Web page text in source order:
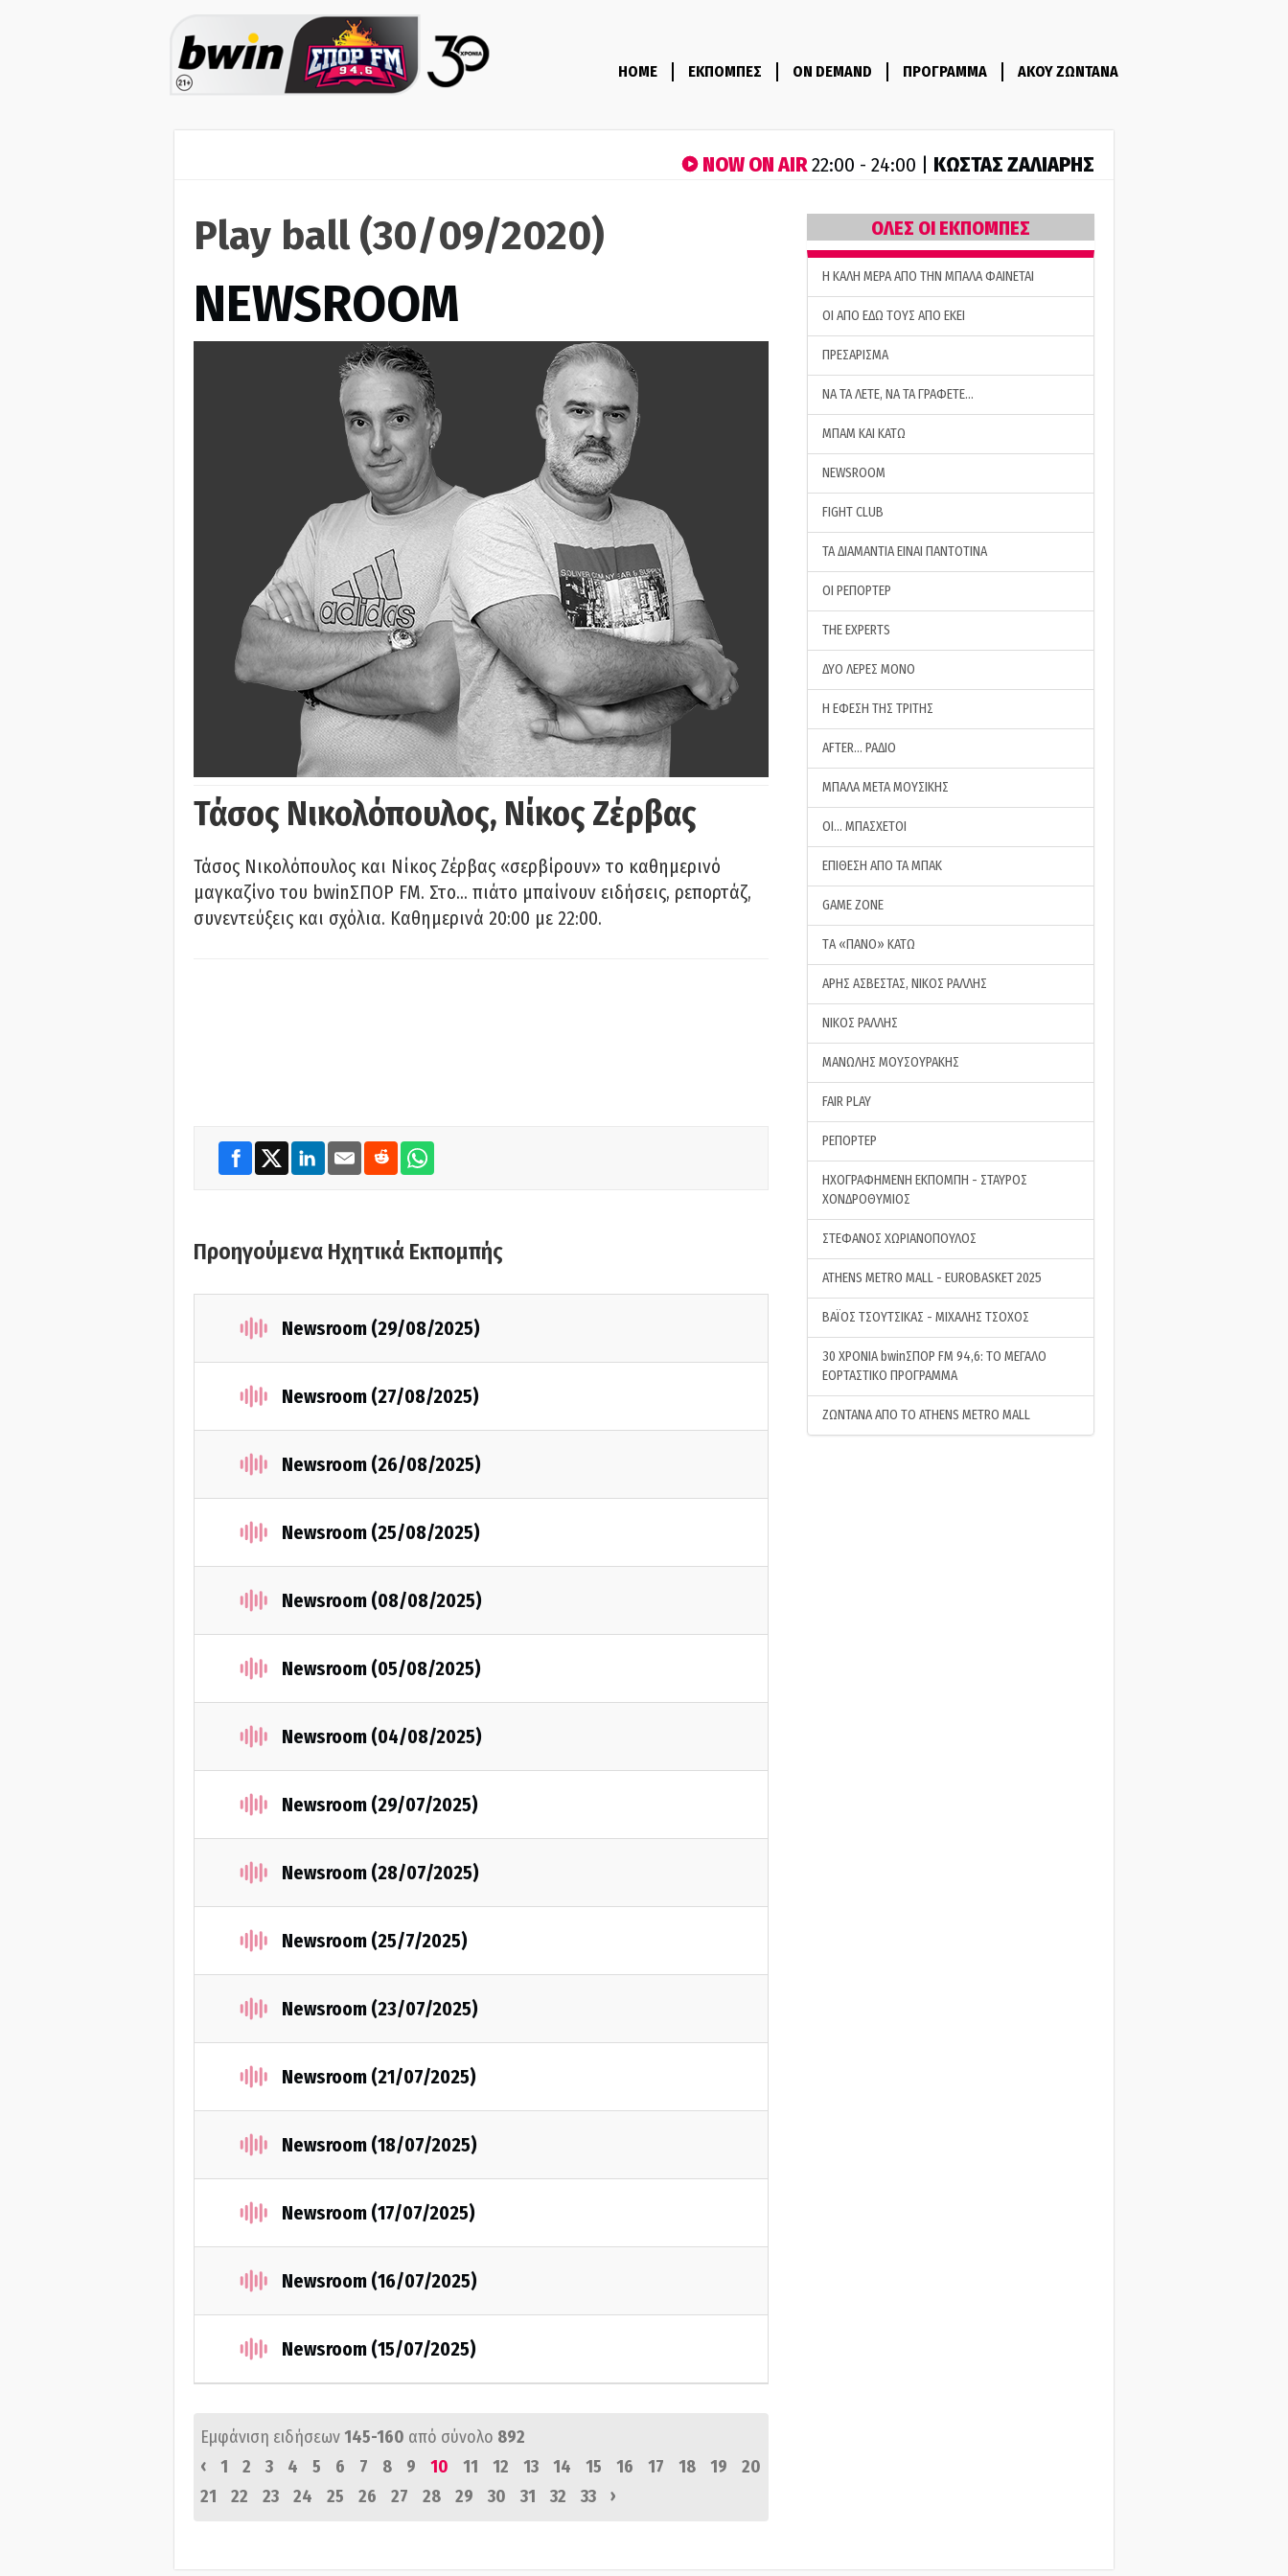
HOME ΕΚΠΟΜΠΕΣ ON DEMAND ΠΡΟΓΡΑΜΜΑ ΑΚΟΥ ΖΩΝΤΑΝΑ
NOW ON AIR22:00 - 24:00 | ΚΩΣΤΑΣ ΖΑΛΙΑΡΗΣ
Play ball (30/09/2020)
NEWSROOM
Τάσος Νικολόπουλος, Νίκος Ζέρβας
Τάσος Νικολόπουλος και Νίκος Ζέρβας «σερβίρουν» το καθημερινό
μαγκαζίνο του bwinΣΠΟΡ FM. Στο… πιάτο μπαίνουν ειδήσεις, ρεπορτάζ,
συνεντεύξεις και σχόλια. Καθημερινά 20:00 με 22:00.
Προηγούμενα Ηχητικά Εκπομπής
Newsroom (29/08/2025)
Newsroom (27/08/2025)
Newsroom (26/08/2025)
Newsroom (25/08/2025)
Newsroom (08/08/2025)
Newsroom (05/08/2025)
Newsroom (04/08/2025)
Newsroom (29/07/2025)
Newsroom (28/07/2025)
Newsroom (25/7/2025)
Newsroom (23/07/2025)
Newsroom (21/07/2025)
Newsroom (18/07/2025)
Newsroom (17/07/2025)
Newsroom (16/07/2025)
Newsroom (15/07/2025)
Εμφάνιση ειδήσεων145-160 από σύνολο 892
‹
1 2 3 4 5 6 7 8 9 10 11 12 13 14 15 16 17 18 19
20
21
22 23 24 25 26 27 28 29 30 31 32 33 ›
ΟΛΕΣ ΟΙ ΕΚΠΟΜΠΕΣ
H ΚΑΛΗ ΜΕΡΑ ΑΠΟ ΤΗΝ ΜΠΑΛΑ ΦΑΙΝΕΤΑΙ
ΟΙ ΑΠΟ ΕΔΩ ΤΟΥΣ ΑΠΟ ΕΚΕΙ
ΠΡΕΣΑΡΙΣΜΑ
ΝΑ ΤΑ ΛΕΤΕ, ΝΑ ΤΑ ΓΡΑΦΕΤΕ…
ΜΠΑΜ ΚΑΙ ΚΑΤΩ
NEWSROOM
FIGHT CLUB
ΤΑ ΔΙΑΜΑΝΤΙΑ ΕΙΝΑΙ ΠΑΝΤΟΤΙΝΑ
ΟΙ ΡΕΠΟΡΤΕΡ
THE EXPERTS
ΔΥΟ ΛΕΡΕΣ ΜΟΝΟ
Η ΕΦΕΣΗ ΤΗΣ ΤΡΙΤΗΣ
AFTER… ΡΑΔΙΟ
ΜΠΑΛΑ ΜΕΤΑ ΜΟΥΣΙΚΗΣ
ΟΙ… ΜΠΑΣΧΕΤΟΙ
ΕΠΙΘΕΣΗ ΑΠΟ ΤΑ ΜΠΑΚ
GAME ZONE
ΤA «ΠΑΝΟ» ΚΑΤΩ
ΑΡΗΣ ΑΣΒΕΣΤΑΣ, ΝΙΚΟΣ ΡΑΛΛΗΣ
ΝΙΚΟΣ ΡΑΛΛΗΣ
ΜΑΝΩΛΗΣ ΜΟΥΣΟΥΡΑΚΗΣ
FAIR PLAY
ΡΕΠΟΡΤΕΡ
ΗΧΟΓΡΑΦΗΜΕΝΗ ΕΚΠΟΜΠΗ - ΣΤΑΥΡΟΣ
ΧΟΝΔΡΟΘΥΜΙΟΣ
ΣΤΕΦΑΝΟΣ ΧΩΡΙΑΝΟΠΟΥΛΟΣ
ATHENS METRO MALL - EUROBASKET 2025
ΒΑΪΟΣ ΤΣΟΥΤΣΙΚΑΣ - ΜΙΧΑΛΗΣ ΤΣΟΧΟΣ
30 ΧΡΟΝΙΑ bwinΣΠΟΡ FM 94,6: ΤΟ ΜΕΓΑΛΟ
ΕΟΡΤΑΣΤΙΚΟ ΠΡΟΓΡΑΜΜΑ
ΖΩΝΤΑΝΑ ΑΠΟ ΤΟ ATHENS METRO MALL